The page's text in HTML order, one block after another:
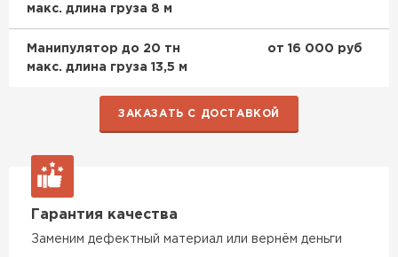
макс. длина груза 8 м
Манипулятор до 20 тн
макс. длина груза 13,5 м
от 16 000 руб
ЗАКАЗАТЬ С ДОСТАВКОЙ
Гарантия качества
Заменим дефектный материал или вернём деньги